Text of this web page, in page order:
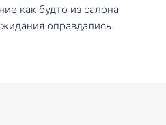
как будто из салона
оправдались.